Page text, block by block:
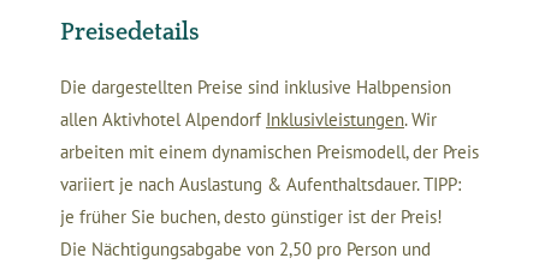
Preisedetails
Die dargestellten Preise sind inklusive Halbpension
allen Aktivhotel Alpendorf Inklusivleistungen. Wir
arbeiten mit einem dynamischen Preismodell, der Preis
variiert je nach Auslastung & Aufenthaltsdauer. TIPP:
je früher Sie buchen, desto günstiger ist der Preis!
Die Nächtigungsabgabe von 2,50 pro Person und